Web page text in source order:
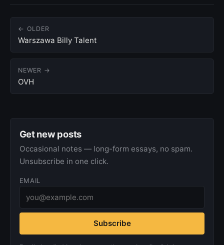
← OLDER
Warszawa Billy Talent
NEWER →
OVH
Get new posts
Occasional notes — long-form essays, no spam.
Unsubscribe in one click.
EMAIL
Subscribe